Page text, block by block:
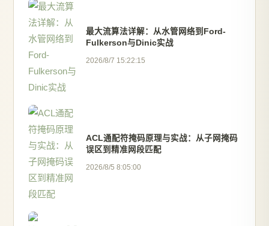
最大流算法详解：从水管网络到Ford-
Fulkerson与Dinic实战
2026/8/7 15:22:15
ACL通配符掩码原理与实战：从子网掩码
误区到精准网段匹配
2026/8/5 8:05:00